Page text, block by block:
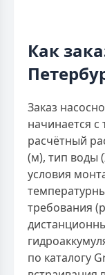
Как
Заказ
начинается с
расчётный
(м), тип воды
условия
требования
по каталогу